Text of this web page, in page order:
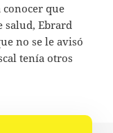
que
salud, Ebrard
no se le avisó
tenía otros